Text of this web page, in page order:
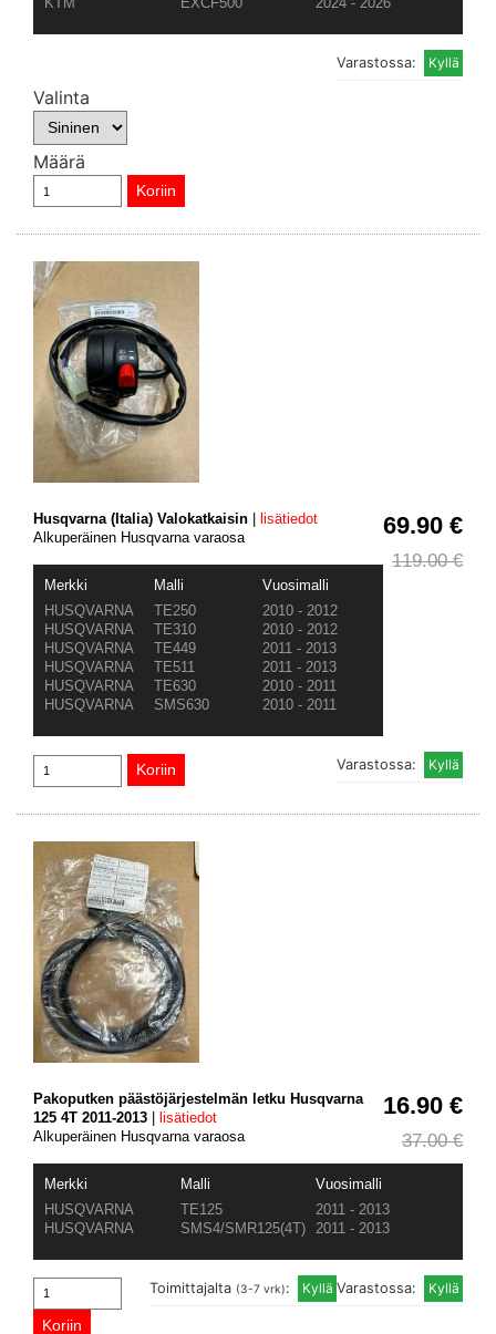
Varastossa:
Valinta
Määrä
69.90 €
119.00 €
Husqvarna (Italia) Valokatkaisin
lisätiedot
Alkuperäinen Husqvarna varaosa
Merkki Malli
Vuosimalli
HUSQVARNA
TE250
2010 - 2012
HUSQVARNA
TE310
2010 - 2012
HUSQVARNA
TE449
2011 - 2013
HUSQVARNA
TE511
2011 - 2013
HUSQVARNA
TE630
2010 - 2011
HUSQVARNA
SMS630 2010 - 2011
Varastossa:
16.90 €
37.00 €
Pakoputken päästöjärjestelmän letku Husqvarna
125 4T 2011-2013 | lisätiedot
Alkuperäinen Husqvarna varaosa
Merkki Malli
Vuosimalli
HUSQVARNA
TE125
2011 - 2013
HUSQVARNA
SMS4/SMR125(4T) 2011 - 2013
Varastossa:
Toimittajalta (3-7 vrk):